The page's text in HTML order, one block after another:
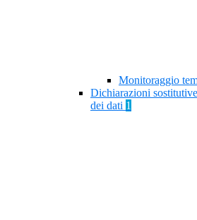
Monitoraggio
Dichiarazioni
dei dati 1